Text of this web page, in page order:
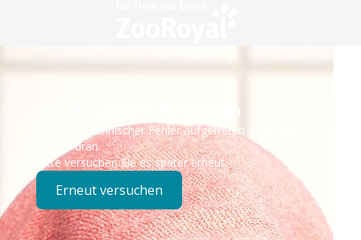
Technisches Problem
Es ist ein technischer Fehler aufgetreten – wir sind
bereits dran.
Bitte versuchen Sie es später erneut.
Erneut versuchen